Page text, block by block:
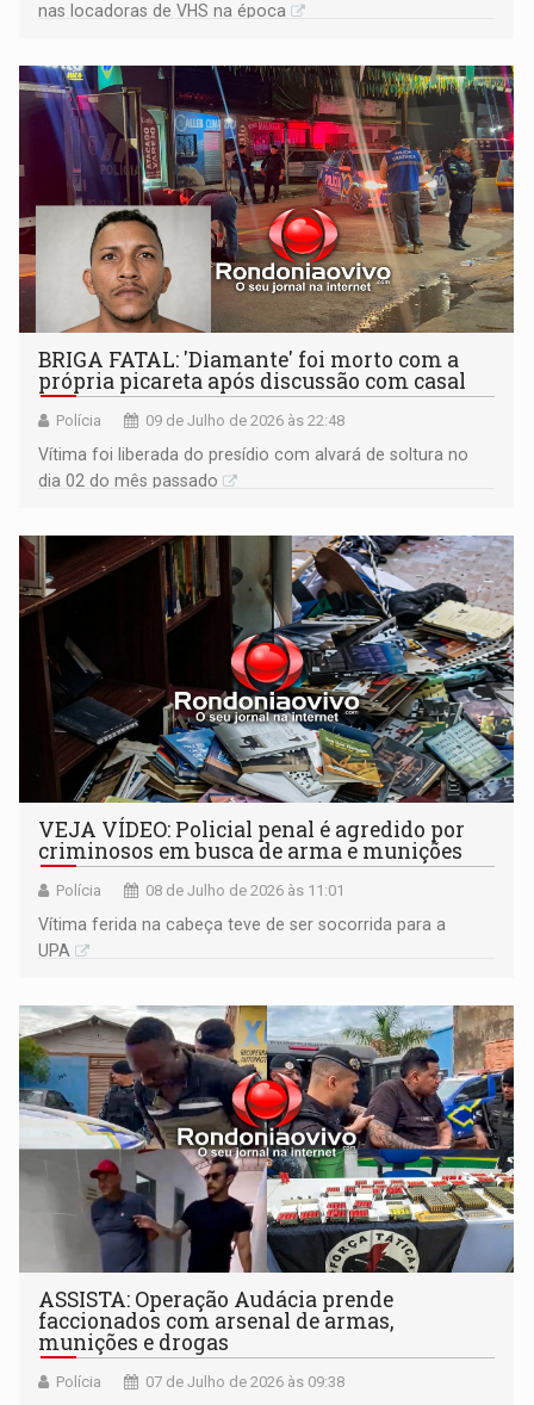
nas locadoras de VHS na época
BRIGA FATAL: 'Diamante' foi morto com a
própria picareta após discussão com casal
Polícia 09 de Julho de 2026 às 22:48
Vítima foi liberada do presídio com alvará de soltura no
dia 02 do mês passado
VEJA VÍDEO: Policial penal é agredido por
criminosos em busca de arma e munições
Polícia 08 de Julho de 2026 às 11:01
Vítima ferida na cabeça teve de ser socorrida para a
UPA
ASSISTA: Operação Audácia prende
faccionados com arsenal de armas,
munições e drogas
Polícia 07 de Julho de 2026 às 09:38